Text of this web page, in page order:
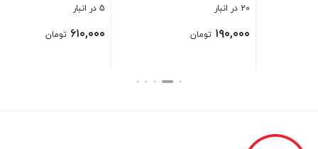
۶۱۰,۰۰۰ تومان ۱۶۵,۰۰۰ تومان